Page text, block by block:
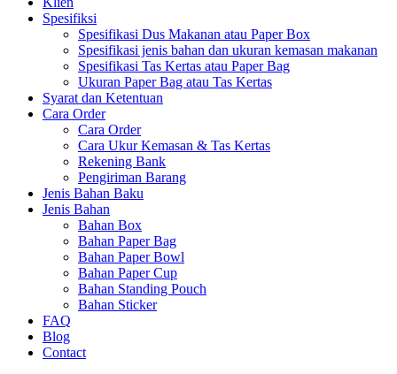
Spesifiksi
Spesifikasi Dus Makanan atau Paper Box
Spesifikasi jenis bahan dan ukuran kemasan makanan
Spesifikasi Tas Kertas atau Paper Bag
Ukuran Paper Bag atau Tas Kertas
Syarat dan Ketentuan
Cara Order
Cara Order
Cara Ukur Kemasan & Tas Kertas
Rekening Bank
Pengiriman Barang
Jenis Bahan Baku
Jenis Bahan
Bahan Box
Bahan Paper Bag
Bahan Paper Bowl
Bahan Paper Cup
Bahan Standing Pouch
Bahan Sticker
FAQ
Blog
Contact